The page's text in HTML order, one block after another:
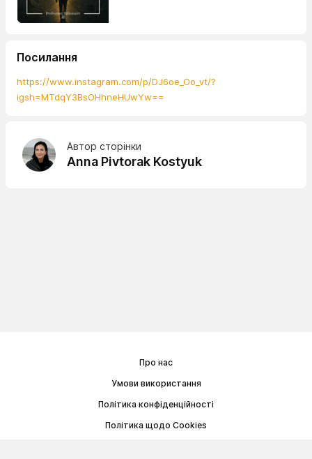
Посилання
https://www.instagram.com/p/DJ6oe_Oo_vt/?
igsh=MTdqY3BsOHhneHUwYw==
Автор сторінки
Anna Pivtorak Kostyuk
Про нас
Умови використання
Політика конфіденційності
Політика щодо Cookies